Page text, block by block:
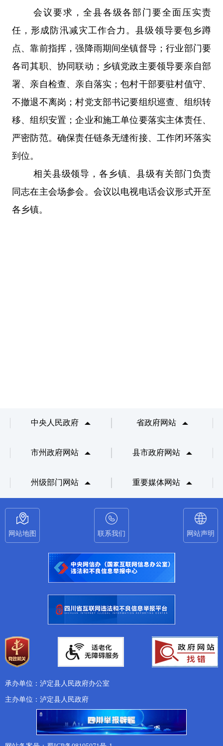
会议 要求， 全县各级各部门要全面压实责
任，形成防汛减灾工作合力。县级领导要包乡蹲
点、靠前指挥，强降雨期间坐镇督导；行业部门要
各司其职、协同联动；乡镇党政主要领导要亲自部
署、亲自检查、亲自落实；包村干部要驻村值守、
不撤退不离岗；村党支部书记要组织巡查、组织转
移、组织安置；企业和施工单位要落实主体责任、
严密防范。确保责任链条无缝衔接、工作闭环落实
到位。
相关县级领导，各乡镇、县级有关部门负责
同志在主会场参会。会议以电视电话会议形式开至
各乡镇。
中央人民政府 省政府网站
市州政府网站 县市政府网站
州级部门网站 重要媒体网站
网站地图 联系我们 网站声明
承办单位：泸定县人民政府办公室
主办单位：泸定县人民政府